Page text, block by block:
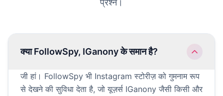
प्रश्न।
क्या FollowSpy, IGanony के समान है?
जी हां। FollowSpy भी Instagram स्टोरीज़ को गुमनाम रूप
से देखने की सुविधा देता है, जो यूज़र्स IGanony जैसी किसी और